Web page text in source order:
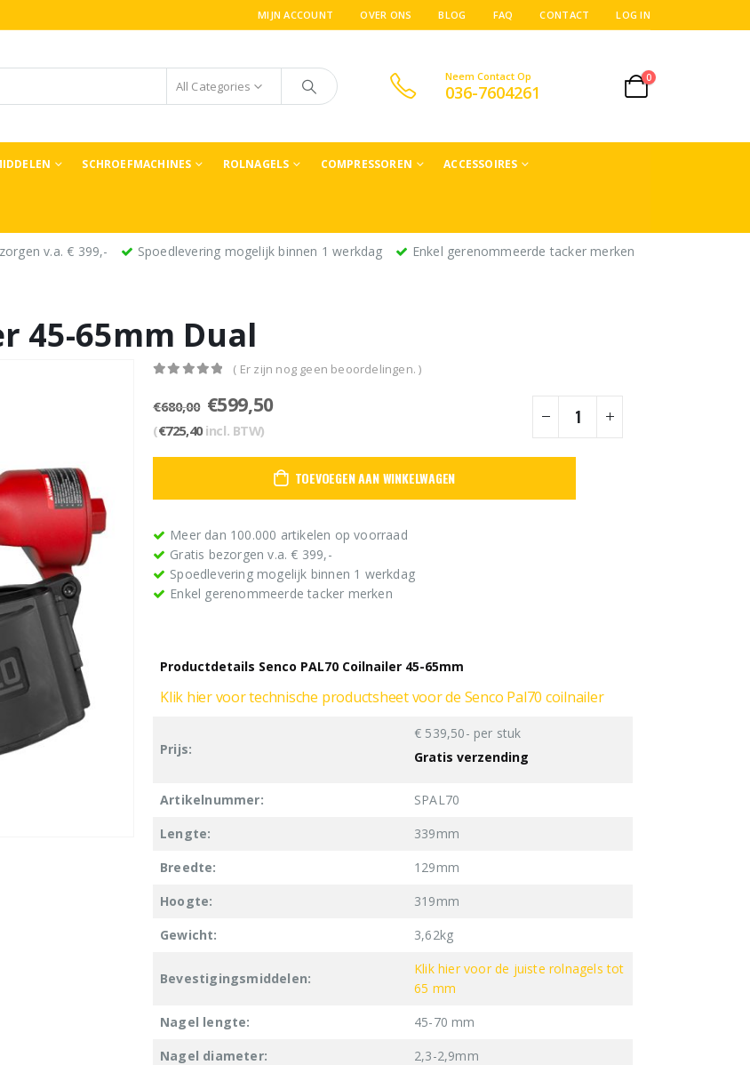
MIJN ACCOUNT OVER ONS BLOG FAQ CONTACT LOG IN
All Categories
Neem Contact Op
036-7604261
0
SCHROEFMACHINES ROLNAGELS COMPRESSOREN ACCESSOIRES
v.a. € 399,- Spoedlevering mogelijk binnen 1 werkdag Enkel gerenommeerde tacker merken
45-65mm Dual
( Er zijn nog geen beoordelingen. )
€680,00 Oorspronkelijke
prijs
was:
€680,00.
€599,50Huidige
€599,50.
(€725,40incl. BTW)
TOEVOEGEN AAN WINKELWAGEN
Meer dan 100.000 artikelen op voorraad
Gratis bezorgen v.a. € 399,-
Spoedlevering mogelijk binnen 1 werkdag
Enkel gerenommeerde tacker merken
Productdetails Senco PAL70 Coilnailer 45-65mm
Klik hier voor technische productsheet voor de Senco Pal70 coilnailer
Prijs:
€ 539,50- per stuk
Gratis verzending
Artikelnummer:
SPAL70
Lengte:
339mm
Breedte:
129mm
Hoogte:
319mm
Gewicht:
3,62kg
Bevestigingsmiddelen:
Klik hier voor de juiste rolnagels tot
65 mm
Nagel lengte:
45-70 mm
Nagel diameter:
2,3-2,9mm